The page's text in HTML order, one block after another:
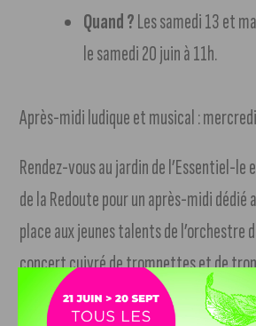
Quand ?Les samedi 13 et
le samedi 20 juin à 11h.
Après-midi ludique et musical :
Rendez-vous au jardin de l’Essentiel-le
de la Redoute pour un après-midi dédié
place aux jeunes talents de l’orchestre
concert cuivré de trompettes et de
Les grands concerts au Parc des